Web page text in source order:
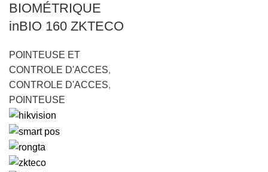
BIOMÉTRIQUE
inBIO 160 ZKTECO
POINTEUSE ET
CONTROLE D'ACCES,
CONTROLE D'ACCES,
POINTEUSE